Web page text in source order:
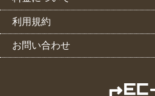
利用規約
お問い合わせ